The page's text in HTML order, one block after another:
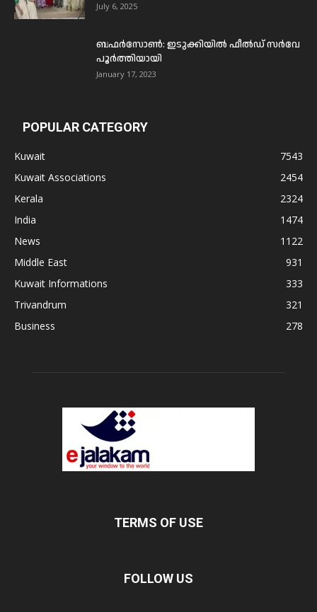
July 6, 2025
ബഫര്‍സോണ്‍: ഇടുക്കിയില്‍ ഫീല്‍ഡ് സര്‍വേ
പൂര്‍ത്തിയായി
January 17, 2023
POPULAR CATEGORY
Kuwait
7543
Kuwait Associations
2454
Kerala
2324
India
1474
News
1122
Middle East
931
Kuwait Informations
333
Trivandrum
321
Business
278
TERMS OF USE
FOLLOW US